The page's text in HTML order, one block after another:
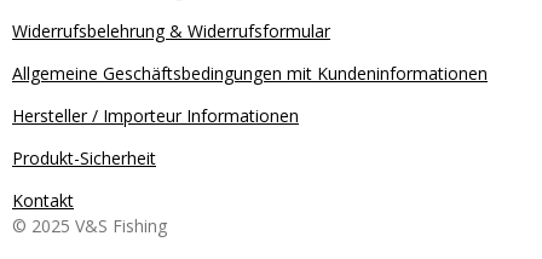
Widerrufsbelehrung & Widerrufsformular
Allgemeine Geschäftsbedingungen mit Kundeninformationen
Hersteller / Importeur Informationen
Produkt-Sicherheit
Kontakt
© 2025 V&S Fishing